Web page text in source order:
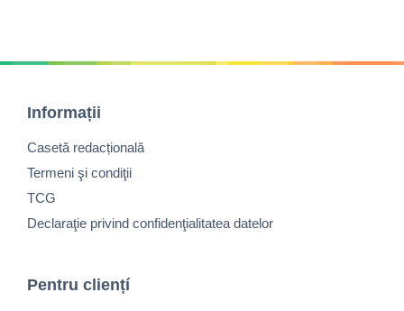
Informații
Casetă redacțională
Termeni şi condiţii
TCG
Declaraţie privind confidenţialitatea datelor
Pentru cliențí